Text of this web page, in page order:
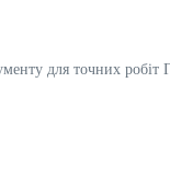
для точних